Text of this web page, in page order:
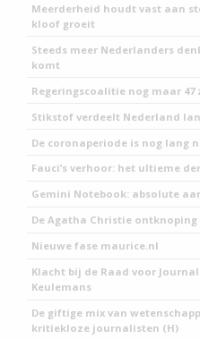
Meerderheid houdt vast aan
kloof groeit
Steeds meer Nederlanders
komt
Regeringscoalitie nog maar 47
Stikstof verdeelt Nederland
De coronaperiode is nog lang
Fauci’s verhoor: het ultieme
Gemini Notebook: absolute
De Agatha Christie
Nieuwe fase maurice.nl
Klacht bij de Raad voor
Keulemans
De giftige mix van
kritiekloze journalisten (H)